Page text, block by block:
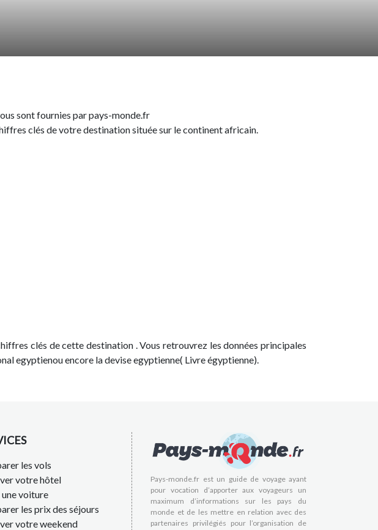
sont fournies par pays-monde.fr
clés de votre destination située sur le continent africain.
clés de cette destination . Vous retrouvrez les données principales
egyptienou encore la devise egyptienne( Livre égyptienne).
les vols
votre hôtel
une voiture
les prix des séjours
votre weekend
Pays-monde.fr est un guide de voyage ayant
pour vocation d’apporter aux voyageurs un
maximum d’informations sur les pays du
monde et de les mettre en relation avec des
partenaires privilégiés pour l’organisation de